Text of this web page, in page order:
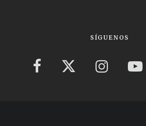
SÍGUENOS